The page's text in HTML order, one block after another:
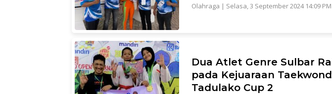
Olahraga | Selasa, 3 September 2024 14:09 PM
Dua Atlet Genre Sulbar
pada Kejuaraan
Tadulako Cup 2